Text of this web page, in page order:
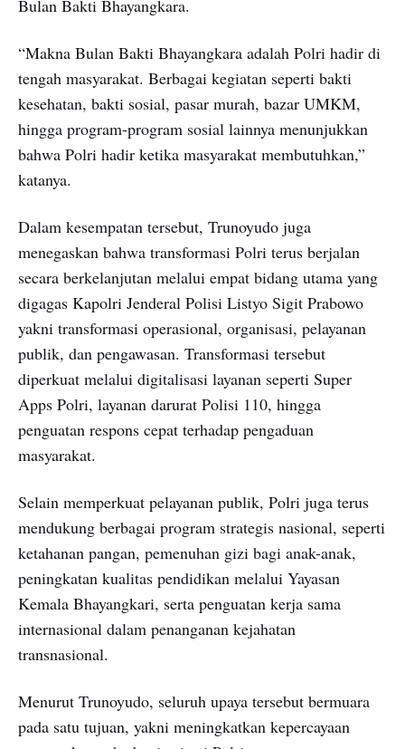
Bulan Bakti Bhayangkara.
“Makna Bulan Bakti Bhayangkara adalah Polri hadir di
tengah masyarakat. Berbagai kegiatan seperti bakti
kesehatan, bakti sosial, pasar murah, bazar UMKM,
hingga program-program sosial lainnya menunjukkan
bahwa Polri hadir ketika masyarakat membutuhkan,”
katanya.
Dalam kesempatan tersebut, Trunoyudo juga
menegaskan bahwa transformasi Polri terus berjalan
secara berkelanjutan melalui empat bidang utama yang
digagas Kapolri Jenderal Polisi Listyo Sigit Prabowo
yakni transformasi operasional, organisasi, pelayanan
publik, dan pengawasan. Transformasi tersebut
diperkuat melalui digitalisasi layanan seperti Super
Apps Polri, layanan darurat Polisi 110, hingga
penguatan respons cepat terhadap pengaduan
masyarakat.
Selain memperkuat pelayanan publik, Polri juga terus
mendukung berbagai program strategis nasional, seperti
ketahanan pangan, pemenuhan gizi bagi anak-anak,
peningkatan kualitas pendidikan melalui Yayasan
Kemala Bhayangkari, serta penguatan kerja sama
internasional dalam penanganan kejahatan
transnasional.
Menurut Trunoyudo, seluruh upaya tersebut bermuara
pada satu tujuan, yakni meningkatkan kepercayaan